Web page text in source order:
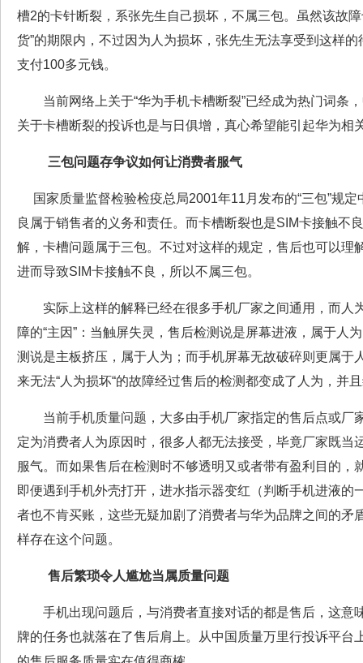
槽2的卡针断裂，系张先生自己损坏，不属三包。虽然该故
货”的期限内，不过因为人为损坏，张先生无法享受到这样
支付100多元钱。
当前网络上关于“华为手机卡槽断裂”已经成为热门词条
关于卡槽断裂的投诉也是与日俱增，真心希望能引起华为相
三包问题存争议如何让消费者服气
国家质量监督检验检疫总局2001年11月发布的“三包”规定
良属于销售者的义务和责任。而卡槽断裂也是SIM卡接触不
解，卡槽问题属于三包。不过对这样的规定，售后也可以理
进而导致SIM卡接触不良，所以不属三包。
实际上这样的解释已经在很多手机厂家之间通用，而人
障的“主因”：当触屏失灵，售后检测说是屏幕进液，属于人
测说是主板挤压，属于人为；而手机屏幕无故破碎则更属
来无法“人为损坏“的故障经过售后的检测都变成了人为，
当前手机质量问题，大多由手机厂家指定的售后点或厂
定为消费者人为原因时，很多人都无法接受，毕竟厂家既当
服气。而如果售后在检测时不够透明又或者带有盈利目的，
即便遇到手机外壳打开，进水指示器变红（判断手机进液的
者也不肯买账，这些无疑加剧了消费者与华为品牌之间的矛
样存在这个问题。
售后繁琐令人尴尬当属质量问题
手机出现问题后，与消费者直接对话的都是售后，这意
牌的任务也就落在了售后肩上。从中国质量万里行投诉平台